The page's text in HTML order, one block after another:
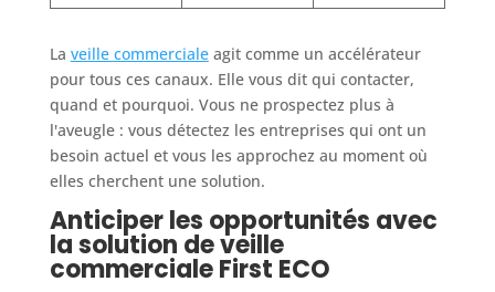
La veille commercialeagit comme un accélérateur
pour tous ces canaux. Elle vous dit qui contacter,
quand et pourquoi. Vous ne prospectez plus à
l'aveugle : vous détectez les entreprises qui ont un
besoin actuel et vous les approchez au moment où
elles cherchent une solution.
Anticiper les opportunités avec
la solution de veille
commerciale First ECO